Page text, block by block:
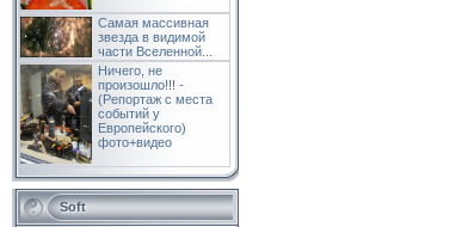
Самая массивная
звезда в видимой
части Вселенной...
Ничего, не
произошло!!! -
(Репортаж с места
событий у
Европейского)
фото+видео
Soft